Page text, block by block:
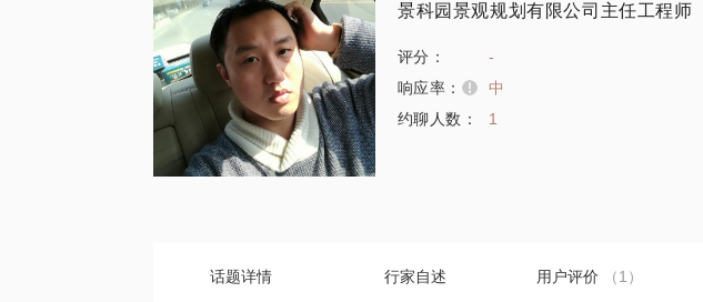
景科园景观规划有限公司主任工程师
评分：
-
响应率：
中
约聊人数：
1
话题详情 行家自述 用户评价 （1）